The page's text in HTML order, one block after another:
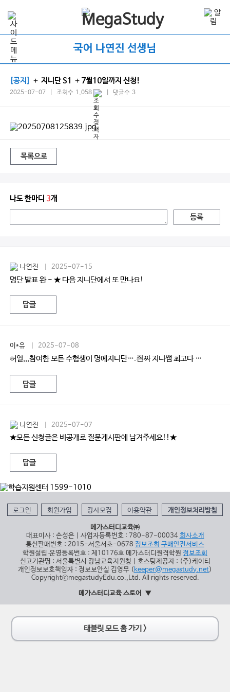
국어 나연진 선생님
[공지] ＋ 지니단 S1 ＋7월10일까지 신청!
2025-07-07 | 조회수 1,058 | 댓글수 3
목록으로
나도 한마디 3개
등록
나연진 | 2025-07-15
명단 발표 완 - ★ 다음 지니단에서 또 만나요!
답글
이*유 | 2025-07-08
허얼,,,참여한 모든 수험생이 명예지니단….즨짜 지니쌤 최고다 …
답글
나연진 | 2025-07-07
★모든 신청글은 비공개로 질문게시판에 남겨주세요!!★
답글
로그인 회원가입 강사모집 이용약관 개인정보처리방침
메가스터디교육㈜
대표이사 : 손성은 | 사업자등록번호 : 780-87-00034 회사소개
통신판매번호 : 2015-서울서초-0678 정보조회 구매안전서비스
학원설립∙운영등록번호 : 제10176호 메가스터디원격학원 정보조회
신고기관명 : 서울특별시 강남교육지원청 | 호스팅제공자 : (주)케이티
개인정보보호책임자 : 정보보안실 김영무 (keeper@megastudy.net)
CopyrightⓒmegastudyEdu.co.,Ltd. All rights reserved.
메가스터디교육 스토어
태블릿 모드 홈 가기 >